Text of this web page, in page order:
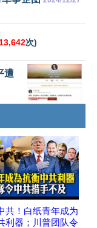
13,642次)
遭
共！白纸青年成为
利器；川普团队令